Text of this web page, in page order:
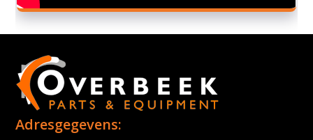
Adresgegevens: